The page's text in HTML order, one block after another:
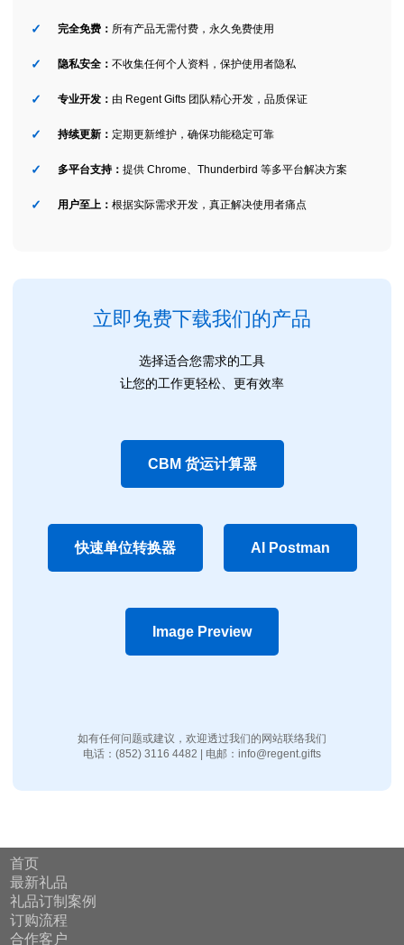
完全免费： 所有产品无需付费，永久免费使用
隐私安全： 不收集任何个人资料，保护使用者隐私
专业开发： 由 Regent Gifts 团队精心开发，品质保证
持续更新： 定期更新维护，确保功能稳定可靠
多平台支持： 提供 Chrome、Thunderbird 等多平台解决方案
用户至上： 根据实际需求开发，真正解决使用者痛点
立即免费下载我们的产品
选择适合您需求的工具
让您的工作更轻松、更有效率
CBM 货运计算器
快速单位转换器 AI Postman
Image Preview
如有任何问题或建议，欢迎透过我们的网站联络我们
电话：(852) 3116 4482 | 电邮：info@regent.gifts
首页
最新礼品
礼品订制案例
订购流程
合作客户